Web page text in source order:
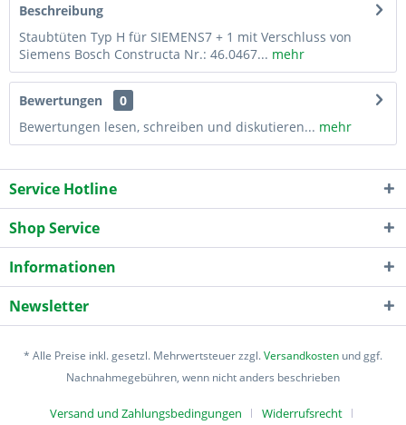
Beschreibung
Staubtüten Typ H für SIEMENS7 + 1 mit Verschluss von
Siemens Bosch Constructa Nr.: 46.0467... mehr
Bewertungen
0
Bewertungen lesen, schreiben und diskutieren... mehr
Service Hotline
Shop Service
Informationen
Newsletter
* Alle Preise inkl. gesetzl. Mehrwertsteuer zzgl.Versandkosten und ggf.
Nachnahmegebühren, wenn nicht anders beschrieben
Versand und Zahlungsbedingungen Widerrufsrecht